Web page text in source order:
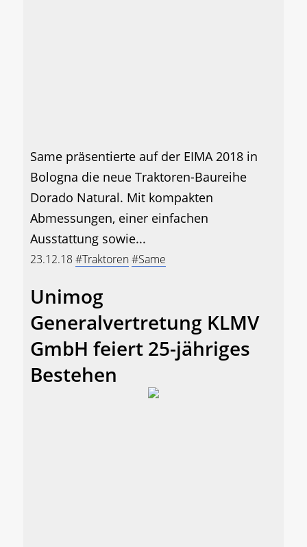
Same präsentierte auf der EIMA 2018 in
Bologna die neue Traktoren-Baureihe
Dorado Natural. Mit kompakten
Abmessungen, einer einfachen
Ausstattung sowie...
23.12.18#Traktoren#Same
Unimog
Generalvertretung KLMV
GmbH feiert 25-jähriges
Bestehen